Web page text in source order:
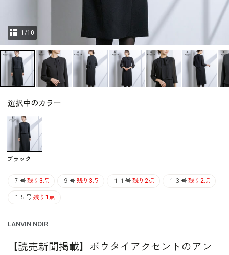
1 /10
選択中のカラー
ブラック
７号 残り3点 ９号 残り3点 １１号 残り2点 １３号 残り2点
１５号 残り1点
LANVIN NOIR
【読売新聞掲載】ボウタイアクセントのアン